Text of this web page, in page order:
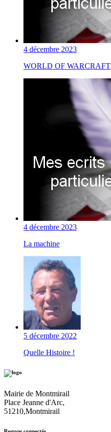
4 décembre 2023
WORLD OF WARCRAFT
4 décembre 2023
La machine
5 décembre 2022
Quelle Histoire !
Mairie de Montmirail
Place Jeanne d'Arc,
51210,Montmirail